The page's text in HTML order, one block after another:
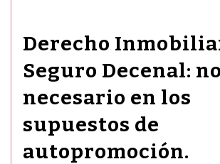
Derecho
Seguro Decenal:
necesario en los
supuestos de
autopromoción.